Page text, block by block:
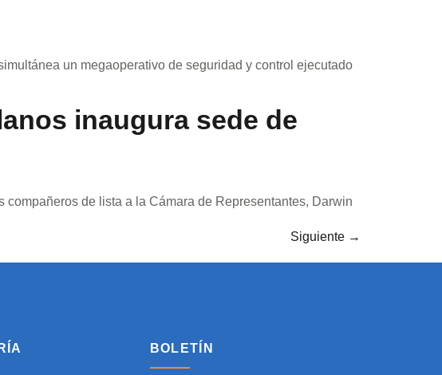
un megaoperativo de seguridad y control ejecutado
inaugura sede de
de lista a la Cámara de Representantes, Darwin
Siguiente →
BOLETÍN